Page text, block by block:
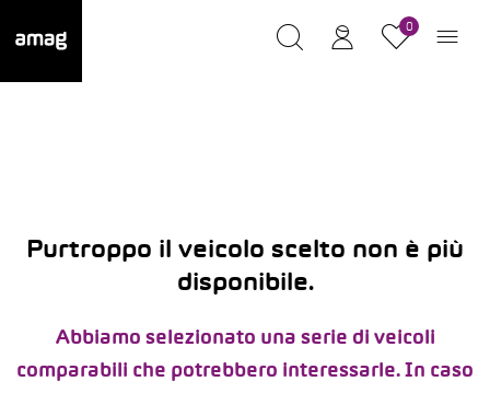
0
Purtroppo il veicolo scelto non è più
disponibile.
Abbiamo selezionato una serie di veicoli
comparabili che potrebbero interessarle. In caso